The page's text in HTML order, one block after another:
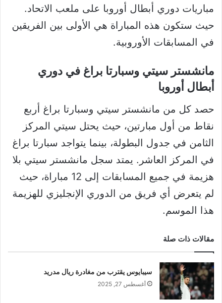
مباريات دوري أبطال أوروبا على ملعب الاتحاد.
حيث ستكون هذه المباراة هي الأولى بين الفريقين
في المسابقات الأوروبية.
مانشستر سيتي وسبارتا براغ في دوري
أبطال أوروبا
حصد كل من مانشستر سيتي وسبارتا براغ أربع
نقاط من أول مبارتين، حيث يحتل سيتي المركز
الثامن في جدول البطولة، بينما يتواجد سبارتا براغ
في المركز العاشر. يمتد سجل مانشستر سيتي بلا
هزيمة في جميع المسابقات إلى 12 مباراة، حيث
لم يتعرض أي فريق من الدوري الإنجليزي للهزيمة
هذا الموسم.
مقالات ذات صلة
سيبايوس يقترب من مغادرة ريال مدريد
أغسطس 27, 2025